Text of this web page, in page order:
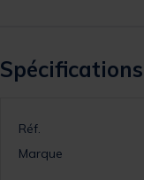
Spécifications
Réf.
Marque